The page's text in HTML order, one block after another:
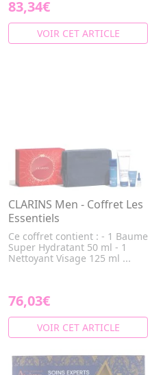
83,34€
VOIR CET ARTICLE
CLARINS Men - Coffret Les
Essentiels
Ce coffret contient : - 1 Baume
Super Hydratant 50 ml - 1
Nettoyant Visage 125 ml ...
76,03€
VOIR CET ARTICLE